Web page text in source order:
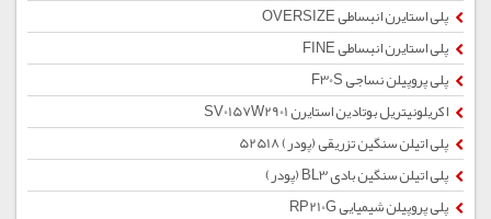
پلی استایرن انبساطی OVERSIZE
پلی استایرن انبساطی FINE
پلی پروپیلن نساجی F30S
اکریلونیتریل بوتادین استایرن SV0157W2901
پلی اتیلن سنگین تزریقی (پودر) 52518
پلی اتیلن سنگین بادی BL3 (پودر)
پلی پروپیلن شیمیایی RP210G